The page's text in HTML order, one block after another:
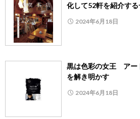
化して52軒を紹介す
2024年6月18日
黒は色彩の女王 アー
を解き明かす
2024年6月18日